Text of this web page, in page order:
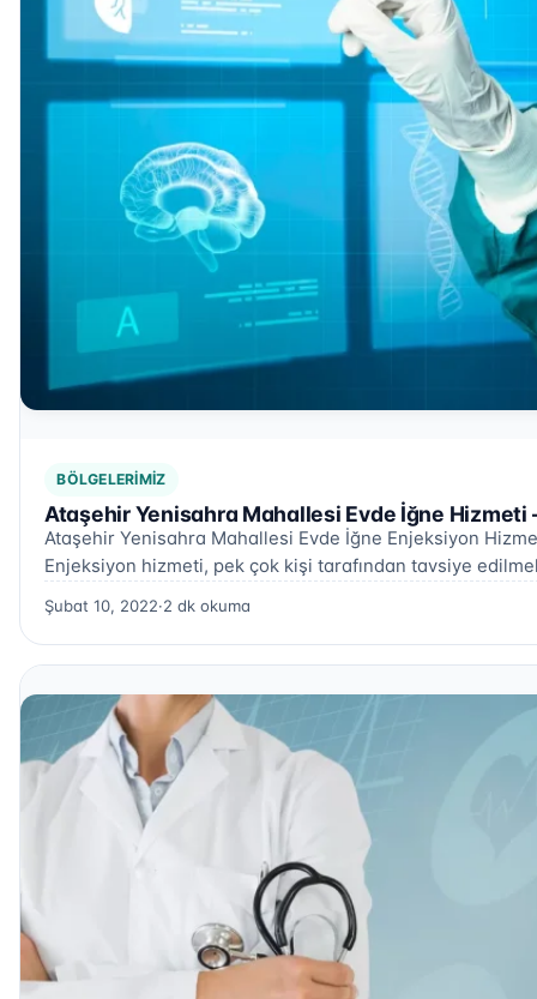
BÖLGELERIMIZ
Ataşehir Yenisahra Mahallesi Evde İğne Hizmeti
Ataşehir Yenisahra Mahallesi Evde İğne Enjeksiyon
Enjeksiyon hizmeti, pek çok kişi tarafından tavsiye
Şubat 10, 2022·2 dk okuma